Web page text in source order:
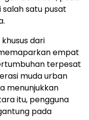
satu pusat
dari
empat
terpesat
muda urban
menunjukkan
itu, pengguna
pada